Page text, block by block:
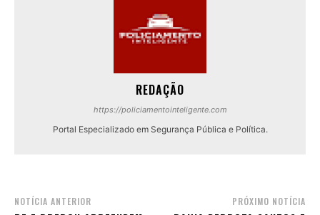
REDAÇÃO
https://policiamentointeligente.com
Portal Especializado em Segurança Pública e Política.
NOTÍCIA ANTERIOR PRÓXIMO NOTÍCIA